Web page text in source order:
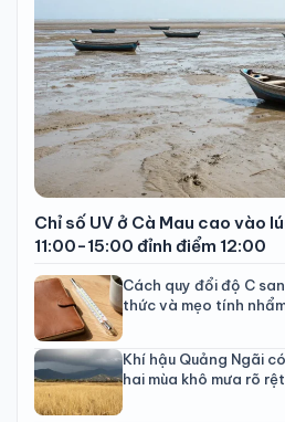
Chỉ số UV ở Cà Mau cao vào
11:00-15:00 đỉnh điểm 12:00
Cách quy đổi độ C
thức và mẹo tính
Khí hậu Quảng Ngãi
hai mùa khô mưa rõ rệt